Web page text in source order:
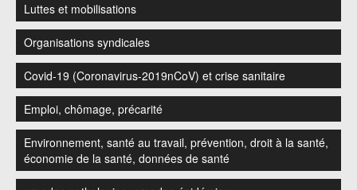
Luttes et mobilisations
Organisations syndicales
Covid-19 (Coronavirus-2019nCoV) et crise sanitaire
Emploi, chômage, précarité
Environnement, santé au travail, prévention, droit à la santé,
économie de la santé, données de santé